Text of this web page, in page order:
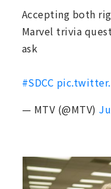
Accepting both
Marvel trivia
ask
#SDCC
— MTV (@MTV)